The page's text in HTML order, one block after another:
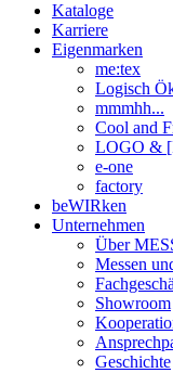
Kataloge
Karriere
Eigenmarken
me:tex
Logisch
mmmhh...
Cool and
LOGO &
e-one
factory
beWIRken
Unternehmen
Über
Messen
Showroom
Geschichte